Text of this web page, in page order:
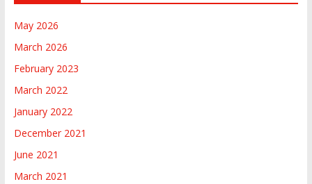
May 2026
March 2026
February 2023
March 2022
January 2022
December 2021
June 2021
March 2021